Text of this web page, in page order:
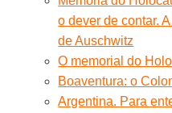
o dever de contar.
de Auschwitz
O memorial do
Boaventura: o
Argentina. Para